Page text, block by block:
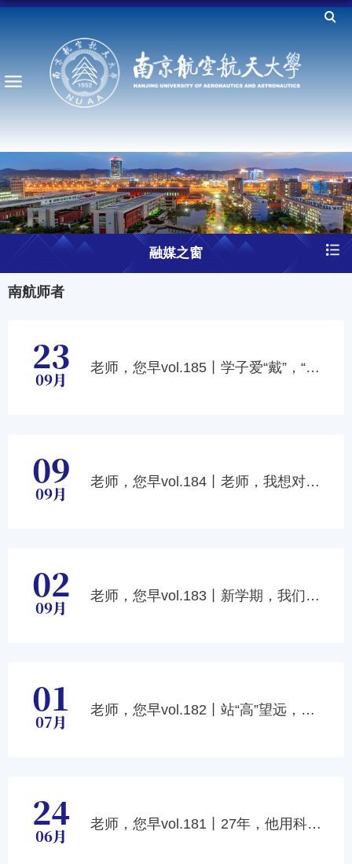
融媒之窗
南航师者
23
09月
老师，您早vol.185丨学子爱“戴”，“华”采40载
09
09月
老师，您早vol.184丨老师，我想对您说！
02
09月
老师，您早vol.183丨新学期，我们来啦！
01
07月
老师，您早vol.182丨站“高”望远，初心永“存”，教学有“法”
24
06月
老师，您早vol.181丨27年，他用科学问题点亮中学生的蓝色梦想